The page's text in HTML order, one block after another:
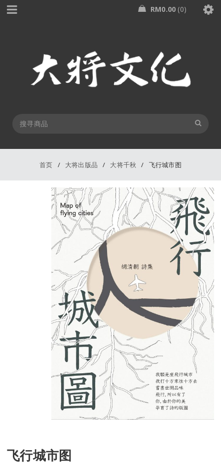
RM0.00 0
首页 / 大将出版品 / 大将千秋 / 飞行城市图
飞行城市图